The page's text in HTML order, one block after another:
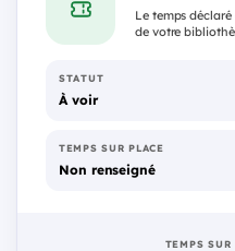
Le temps
de votre
STATUT
À voir
TEMPS SUR PLACE
Non renseigné
TEMPS SUR